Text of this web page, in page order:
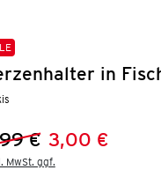
in
Preis:
€Preis:
3,00 €
MwSt. ggf.